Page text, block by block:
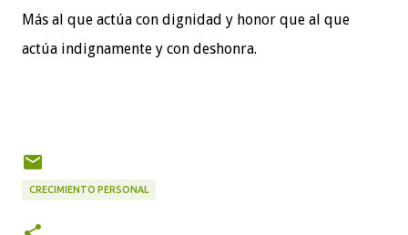
Más al que actúa con dignidad y honor que al que
actúa indignamente y con deshonra.
CRECIMIENTO PERSONAL